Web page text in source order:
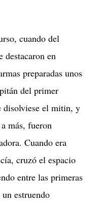
cuando del
destacaron en
preparadas unos
del primer
disolviese el mitin, y
más, fueron
Cuando era
cruzó el espacio
entre las primeras
estruendo